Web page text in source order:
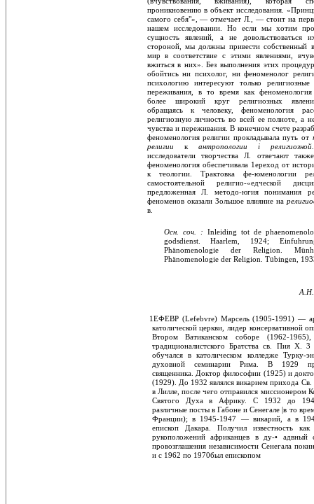
проникновению в объект исследо­вания.
самого себя"», — отмечает Л., — стоит на
нашем исследовании. Но если мы хотим
сущность явлений, а не довольствоваться
стороной, мы долж­ны привести собственный
мир в соот­ветствие с этими явлениями,
вжить­ся в них». Без выполнения этих
обойтись ни психолог, ни феноменолог
психологию интересуют только
переживания, в то время как феноменоло­гия
более широкий круг религиозных
обращаясь к человеку, феноменология
религиозную личность во всей ее пол­ноте, а
чувства и переживания. В конечном счете
феноменология религии про­кладывала путь от
религии к антропологии i
исследователи творчества Л. от­вечают
феноменология обеспечивала 1ереход от
к теологии. Трактовка фе-юменологии
самостоятельной религио-«едческой
предложенная Л. методо-югия понимания
феноменов оказали Зольшое влияние на
в.
Осн. соч. :Inleiding tot de
godsdienst. Haarlem, 1924;
Phänomenologie der Re­ligion.
Phänomenologie der Religion. Tübingen,
1ЕФЕВР (Lefebvre) Марсель (1905-1991) —
католической церкви, лидер консервативной
Втором Ватиканском соборе (1962-1965),
традиционалистского Братства св. Пия X.
обучался в католическом колледже Турку-
духовной семинарии Рима. В 1929
священника. Доктор философии (1925) и
(1929). До 1932 являлся викарием прихода
в Лилле, после чего отправился мисси­онером
Святого Духа в Африку. С 1932 до
различные посты в Габоне и Сенегале |в то
Франции); в 1945-1947 — вика­рий, а в
епископ Дакара. Получил извест­ность как
рукоположений африканцев в ду-• адвный
провозглашения независимости Се­негала
и с 1962 по 1970был епископом